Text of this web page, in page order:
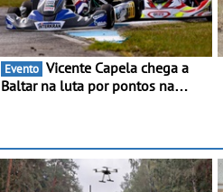
Evento
Baltar na luta por pontos na
de regressar ao pódio